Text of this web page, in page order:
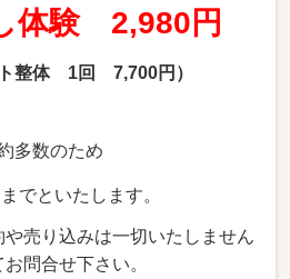
体験 2,980円
ト整体 1回 7,700円）
多数のため
までといたします。
売り込みは一切いたしません
問合せ下さい。